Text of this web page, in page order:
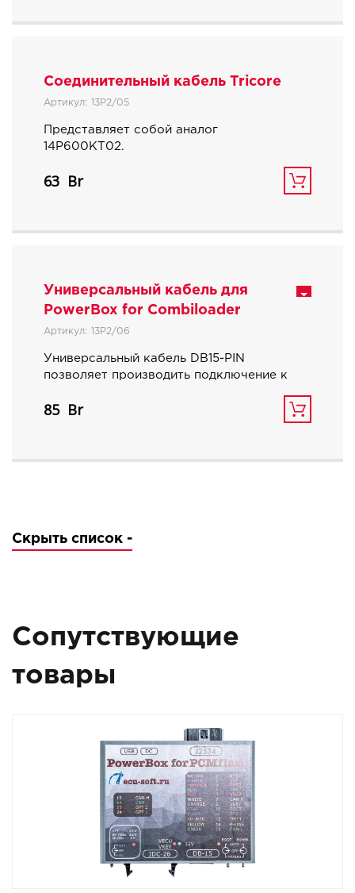
Соединительный кабель Tricore
Артикул: 13P2/05
Представляет собой аналог
14P600KT02.
63
Универсальный кабель для
PowerBox for Combiloader
Артикул: 13P2/06
Универсальный кабель DB15-PIN
позволяет производить подключение к
блоков управления. Представляет собой
контактов по цепи «VECU» и парой
85
Скрыть список -
Сопутствующие
товары